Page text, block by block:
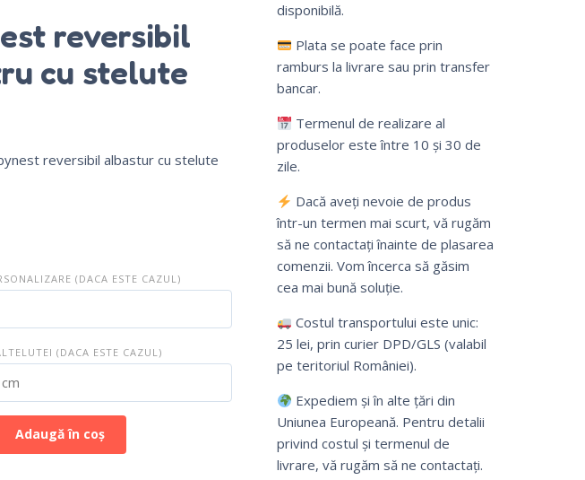
reversibil
cu stelute
reversibil albastur cu stelute
(DACA ESTE CAZUL)
(DACA ESTE CAZUL)
Adaugă în coș
disponibilă.
Plata se poate face prin
ramburs la livrare sau prin transfer
bancar.
Termenul de realizare al
produselor este între 10 și 30 de
zile.
Dacă aveți nevoie de produs
într-un termen mai scurt, vă rugăm
să ne contactați înainte de plasarea
comenzii. Vom încerca să găsim
cea mai bună soluție.
Costul transportului este unic:
25 lei, prin curier DPD/GLS (valabil
pe teritoriul României).
Expediem și în alte țări din
Uniunea Europeană. Pentru detalii
privind costul și termenul de
livrare, vă rugăm să ne contactați.